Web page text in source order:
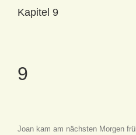
Kapitel 9
9
Joan kam am nächsten Morgen